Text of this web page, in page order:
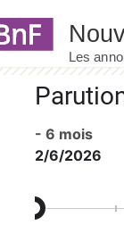
- 6 mois
2/6/2026